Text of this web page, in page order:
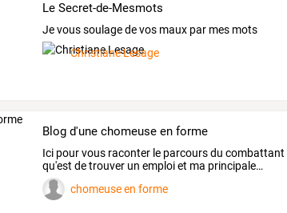
Le Secret-de-Mesmots
Je vous soulage de vos maux par mes mots
Christiane Lesage
Blog d'une chomeuse en forme
Ici pourvous raconter le parcoursdu combattant
qu'est detrouver un emploiet ma principale…
chomeuse en forme